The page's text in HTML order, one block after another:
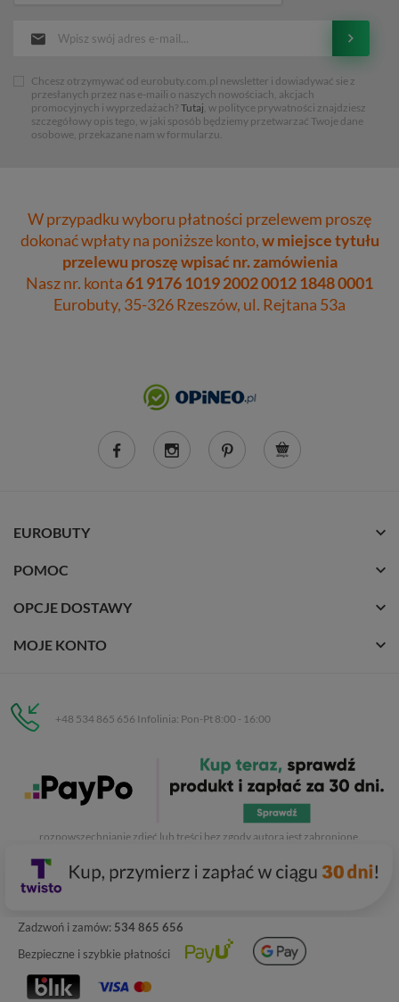
Zadzwoń i zamów: 534 865 656
Bezpieczne i szybkie płatności
Chcesz otrzymywać od eurobuty.com.pl newsletter i dowiadywać sie z
przesłanych przez nas e-maili o naszych nowościach, akcjach
promocyjnych i wyprzedażach? Tutaj, w polityce prywatności znajdziesz
szczegółowy opis tego, w jaki sposób będziemy przetwarzać Twoje dane
osobowe, przekazane nam w formularzu.
W przypadku wyboru płatności przelewem proszę
dokonać wpłaty na poniższe konto,w miejsce tytułu
przelewu proszę wpisać nr. zamówienia
Nasz nr. konta61 9176 1019 2002 0012 1848 0001
Eurobuty, 35-326 Rzeszów, ul. Rejtana 53a
EUROBUTY
POMOC
OPCJE DOSTAWY
MOJE KONTO
+48 534 865 656 Infolinia: Pon-Pt 8:00 - 16:00
C.H. Respan, Rejtana 53a/250
35-326 Rzeszów
. Kopiowanie, przetwarzanie,
rozpowszechnianie zdjęć lub treści bez zgody autora jest zabronione.